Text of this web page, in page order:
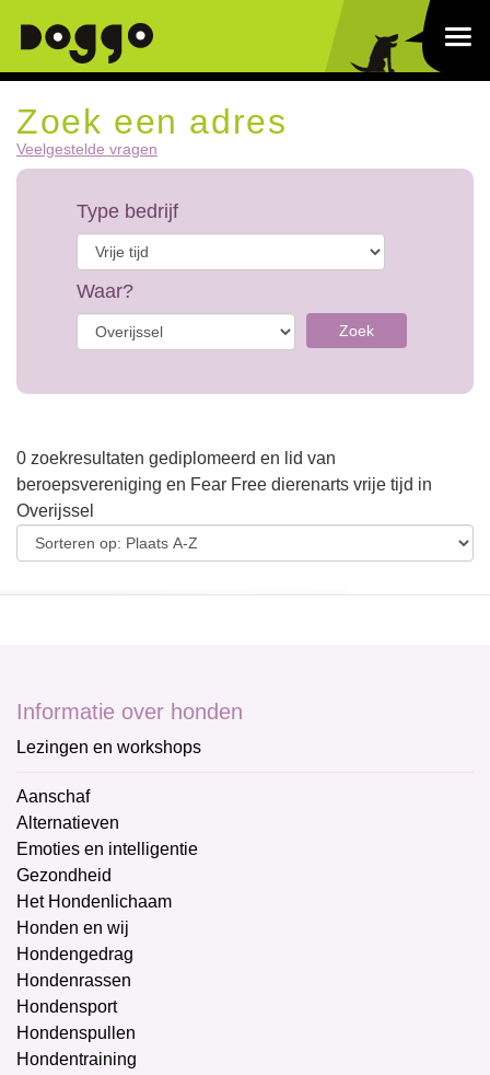
Zoek een adres
Veelgestelde vragen
Type bedrijf
Waar?
Zoek
0 zoekresultaten gediplomeerd en lid van
beroepsvereniging en Fear Free dierenarts vrije tijd in
Overijssel
Informatie over honden
Lezingen en workshops
Aanschaf
Alternatieven
Emoties en intelligentie
Gezondheid
Het Hondenlichaam
Honden en wij
Hondengedrag
Hondenrassen
Hondensport
Hondenspullen
Hondentraining